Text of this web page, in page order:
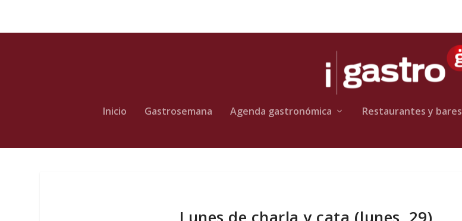
Inicio Gastrosemana Agenda gastronómica Restaurantes y bares